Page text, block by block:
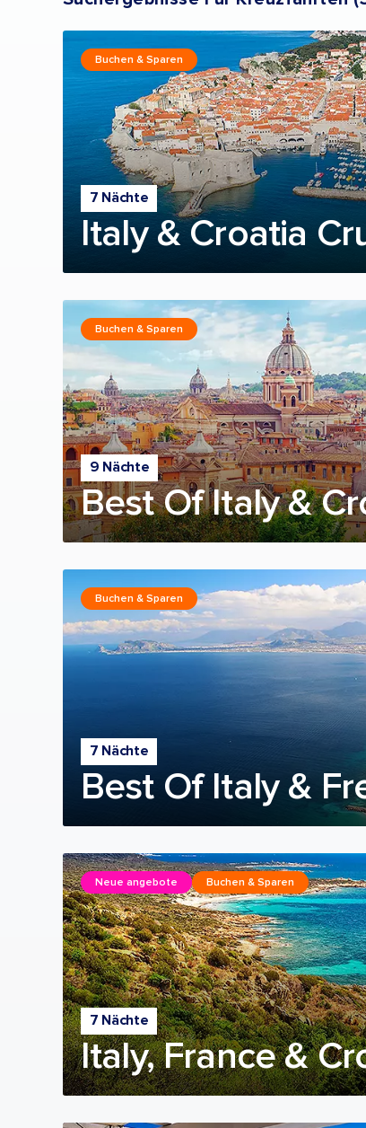
7 Nächte
Italy & Croatia
Buchen & Sparen
9 Nächte
Best Of Italy &
Buchen & Sparen
7 Nächte
Best Of Italy &
Buchen & Sparen
7 Nächte
Italy, France &
Neue angebote Buchen & Sparen